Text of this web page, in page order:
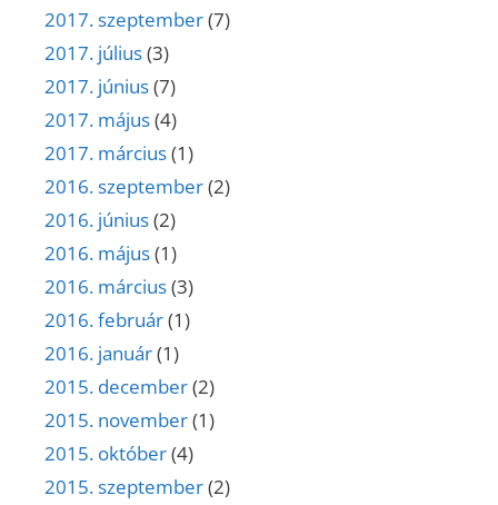
2017. szeptember(7)
2017. július(3)
2017. június(7)
2017. május(4)
2017. március(1)
2016. szeptember(2)
2016. június(2)
2016. május(1)
2016. március(3)
2016. február(1)
2016. január(1)
2015. december(2)
2015. november(1)
2015. október(4)
2015. szeptember(2)